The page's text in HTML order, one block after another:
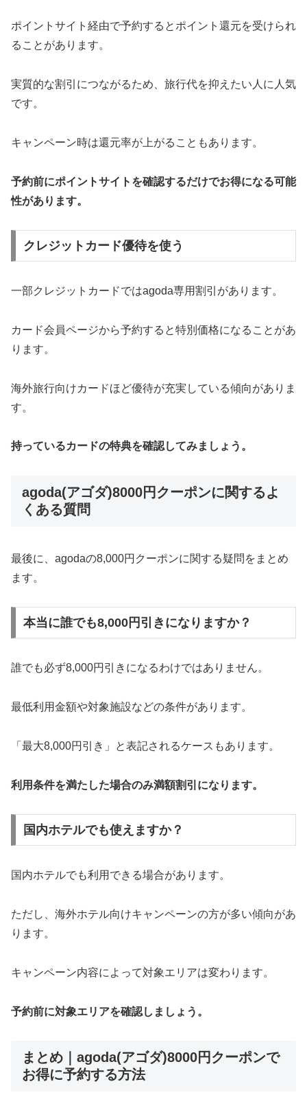
ポイントサイト経由で予約するとポイント還元を受けられ
ることがあります。
実質的な割引につながるため、旅行代を抑えたい人に人気
です。
キャンペーン時は還元率が上がることもあります。
予約前にポイントサイトを確認するだけでお得になる可能
性があります。
クレジットカード優待を使う
一部クレジットカードではagoda専用割引があります。
カード会員ページから予約すると特別価格になることがあ
ります。
海外旅行向けカードほど優待が充実している傾向がありま
す。
持っているカードの特典を確認してみましょう。
agoda(アゴダ)8000円クーポンに関するよ
くある質問
最後に、agodaの8,000円クーポンに関する疑問をまとめ
ます。
本当に誰でも8,000円引きになりますか？
誰でも必ず8,000円引きになるわけではありません。
最低利用金額や対象施設などの条件があります。
「最大8,000円引き」と表記されるケースもあります。
利用条件を満たした場合のみ満額割引になります。
国内ホテルでも使えますか？
国内ホテルでも利用できる場合があります。
ただし、海外ホテル向けキャンペーンの方が多い傾向があ
ります。
キャンペーン内容によって対象エリアは変わります。
予約前に対象エリアを確認しましょう。
まとめ｜agoda(アゴダ)8000円クーポンで
お得に予約する方法